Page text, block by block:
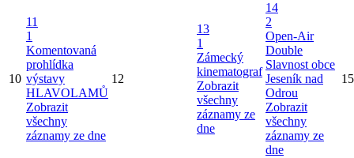
10
11
1
Komentovaná
prohlídka
výstavy
HLAVOLAMŮ
Zobrazit
všechny
záznamy ze dne
12
13
1
Zámecký
kinematograf
Zobrazit
všechny
záznamy ze
dne
14
2
Open-Air
Double
Slavnost obce
Jeseník nad
Odrou
Zobrazit
všechny
záznamy ze
dne
15